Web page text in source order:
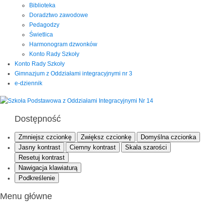
Biblioteka
Doradztwo zawodowe
Pedagodzy
Świetlica
Harmonogram dzwonków
Konto Rady Szkoły
Konto Rady Szkoły
Gimnazjum z Oddziałami integracyjnymi nr 3
e-dziennik
Dostępność
Zmniejsz czcionkę Zwiększ czcionkę
Domyślna czcionka
Jasny kontrast
Ciemny kontrast
Skala szarości
Resetuj kontrast
Nawigacja klawiaturą
Podkreślenie
Menu główne